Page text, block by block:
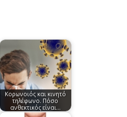
Κορωνοιός και κινητό
τηλέφωνο. Πόσο
ανθεκτικός είναι…